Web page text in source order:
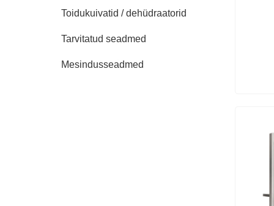
Toidukuivatid / dehüdraatorid
Tarvitatud seadmed
Mesindusseadmed